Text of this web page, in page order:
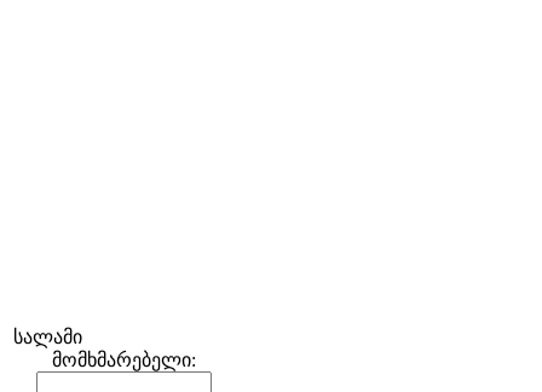
სალამი
მომხმარებელი: